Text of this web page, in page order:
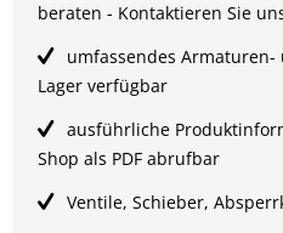
beraten - Kontaktieren Sie
umfassendes
Lager verfügbar
ausführliche
Shop als PDF abrufbar
Ventile, Schieber,